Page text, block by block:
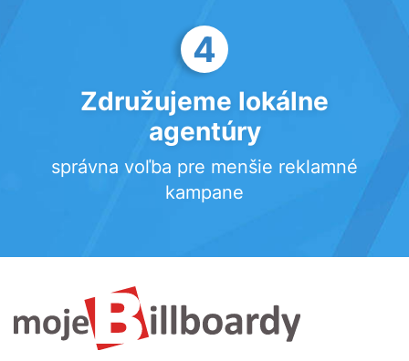
4
Združujeme lokálne
agentúry
správna voľba pre menšie reklamné
kampane